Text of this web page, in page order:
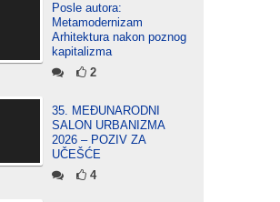
Posle autora:
Metamodernizam
Arhitektura nakon poznog
kapitalizma
2
35. MEĐUNARODNI
SALON URBANIZMA
2026 – POZIV ZA
UČEŠĆE
4